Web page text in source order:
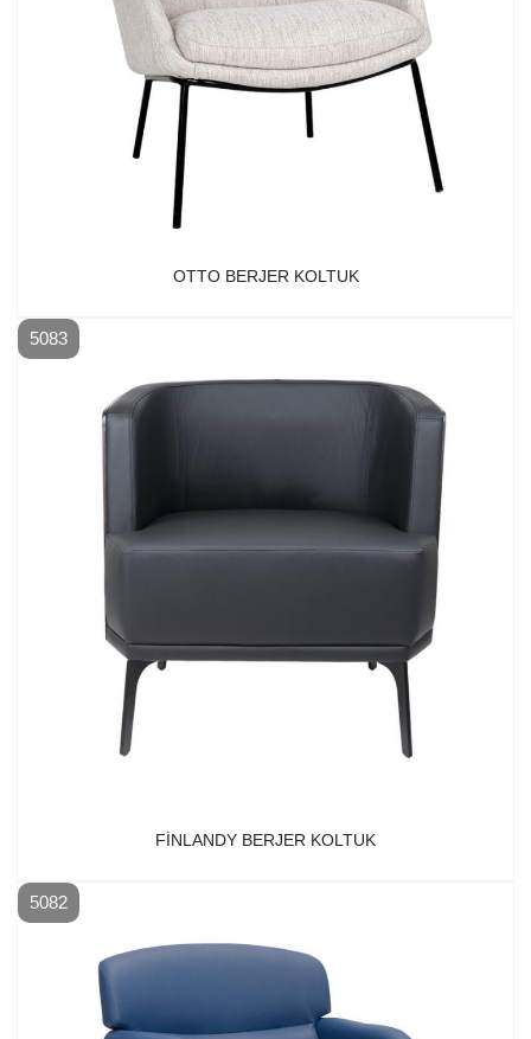
OTTO BERJER KOLTUK
5083
FINLANDY BERJER KOLTUK
5082